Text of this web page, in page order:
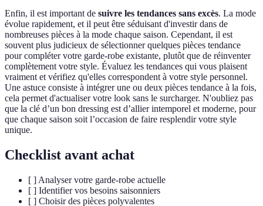
Enfin, il est important de suivre les tendances sans excès. La mode
évolue rapidement, et il peut être séduisant d'investir dans de
nombreuses pièces à la mode chaque saison. Cependant, il est
souvent plus judicieux de sélectionner quelques pièces tendance
pour compléter votre garde-robe existante, plutôt que de réinventer
complètement votre style. Évaluez les tendances qui vous plaisent
vraiment et vérifiez qu'elles correspondent à votre style personnel.
Une astuce consiste à intégrer une ou deux pièces tendance à la fois,
cela permet d'actualiser votre look sans le surcharger. N'oubliez pas
que la clé d’un bon dressing est d’allier intemporel et moderne, pour
que chaque saison soit l’occasion de faire resplendir votre style
unique.
Checklist avant achat
[ ] Analyser votre garde-robe actuelle
[ ] Identifier vos besoins saisonniers
[ ] Choisir des pièces polyvalentes